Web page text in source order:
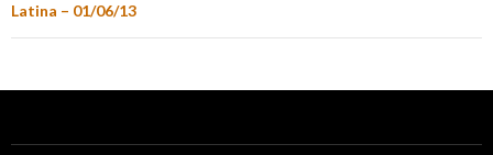
Latina – 01/06/13